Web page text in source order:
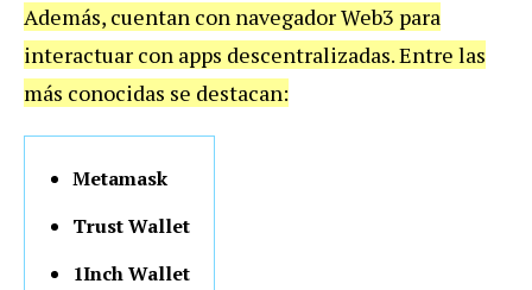
Además, cuentan con navegador Web3 para
interactuar con apps descentralizadas. Entre las
más conocidas se destacan:
Metamask
Trust Wallet
1Inch Wallet